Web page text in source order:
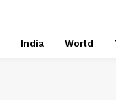
India World